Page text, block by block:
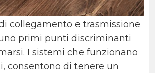
collegamento e trasmissione
primi punti discriminanti
I sistemi che funzionano
consentono di tenere un